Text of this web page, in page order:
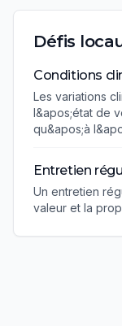
Défis
Conditions
Les variations
l&apos;état de
qu&apos;à
Entretien
Un entretien
valeur et la